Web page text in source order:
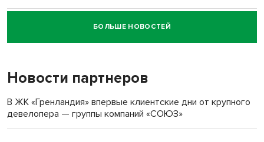
Новосибирский суд наказал водителя за смерть
пенсионерки на вокзале
БОЛЬШЕ НОВОСТЕЙ
Новости партнеров
В ЖК «Гренландия» впервые клиентские дни от крупного
девелопера — группы компаний «СОЮЗ»